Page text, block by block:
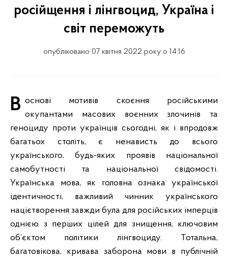
російщення і лінгвоцид, Україна і
світ переможуть
опубліковано 07 квітня 2022 року о 14:16
В основі мотивів скоєння російськими окупантами масових воєнних злочинів та
геноциду проти українців сьогодні, як і впродовж
багатьох століть, є ненависть до всього
українського, будь-яких проявів національної
самобутності та національної свідомості.
Українська мова, як головна ознака української
ідентичності, важливий чинник українського
націєтворення завжди була для російських імперців
однією з перших цілей для знищення, ключовим
об’єктом політики лінгвоциду. Тотальна,
багатовікова, кривава заборона мови в публічній